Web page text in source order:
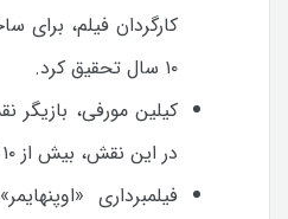
کارگردان فیلم، برای
۱۰ سال تحقیق کرد.
کیلین مورفی، بازیگر
در این نقش، بیش از ۱۰ کیلوگرم وزن کم کرد.